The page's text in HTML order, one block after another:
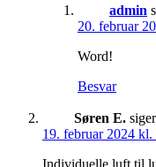
admin
20. februar
Word!
Besvar
Søren E.
19. februar 2024 kl.
Individuelle luft til